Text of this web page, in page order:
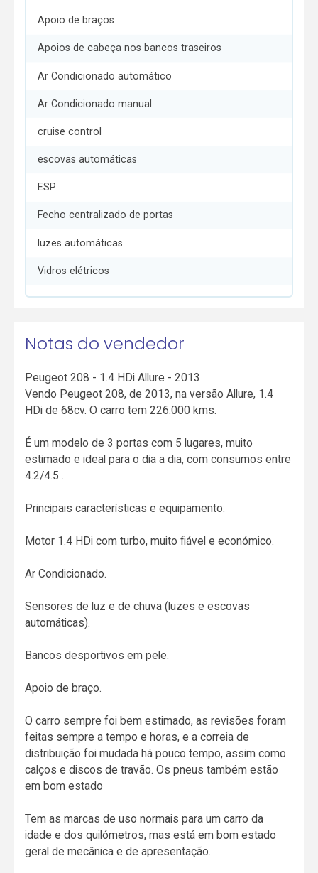
Apoio de braços
Apoios de cabeça nos bancos traseiros
Ar Condicionado automático
Ar Condicionado manual
cruise control
escovas automáticas
ESP
Fecho centralizado de portas
luzes automáticas
Vidros elétricos
Notas do vendedor
Peugeot 208 - 1.4 HDi Allure - 2013
Vendo Peugeot 208, de 2013, na versão Allure, 1.4
HDi de 68cv. O carro tem 226.000 kms.
É um modelo de 3 portas com 5 lugares, muito
estimado e ideal para o dia a dia, com consumos entre
4.2/4.5 .
Principais características e equipamento:
Motor 1.4 HDi com turbo, muito fiável e económico.
Ar Condicionado.
Sensores de luz e de chuva (luzes e escovas
automáticas).
Bancos desportivos em pele.
Apoio de braço.
O carro sempre foi bem estimado, as revisões foram
feitas sempre a tempo e horas, e a correia de
distribuição foi mudada há pouco tempo, assim como
calços e discos de travão. Os pneus também estão
em bom estado
Tem as marcas de uso normais para um carro da
idade e dos quilómetros, mas está em bom estado
geral de mecânica e de apresentação.